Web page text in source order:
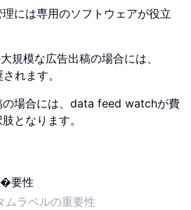
には専用のソフトウェアが役立
規模な広告出稿の場合には、
れます。
の場合には、data feed watchが費
となります。
ムラベルの重要性